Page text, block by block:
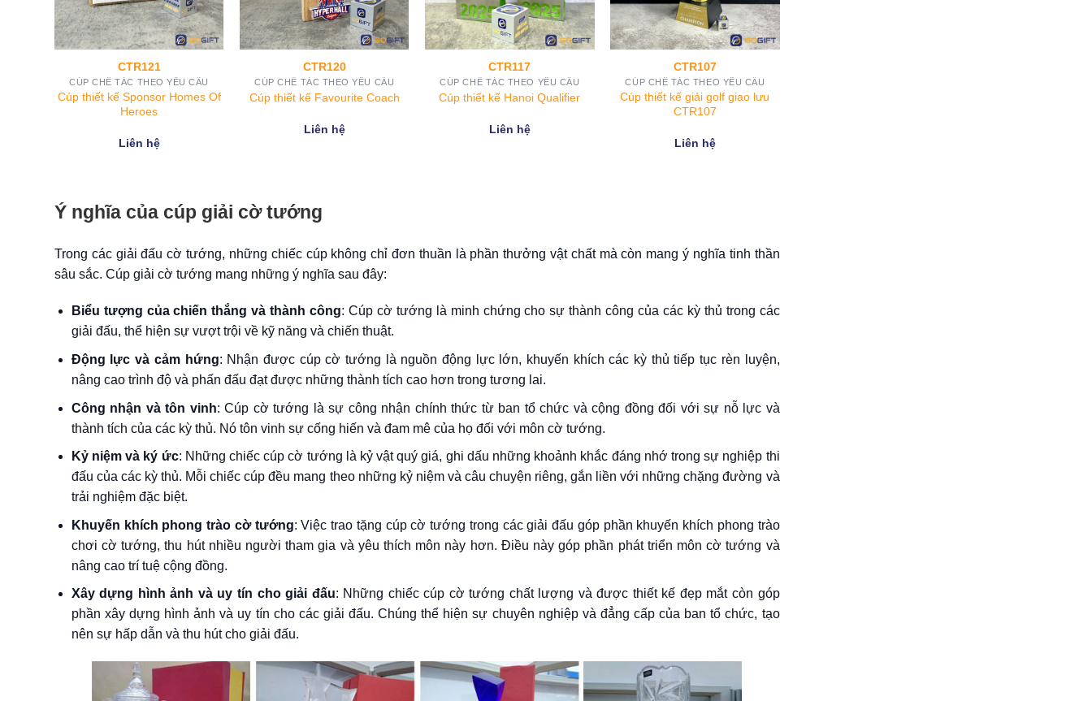
Qualifier
CÚP CHẾ TÁC THEO YÊU CẦU
Cúp thiết kế giải golf giao lưu
CÚP CHẾ TÁC THEO YÊU CẦU
Cúp thiết kế thể thao 5Cores
CÚP CHẾ TÁC THEO YÊU CẦU
Cúp thiết kế Korea Bike Trip
CÚP CHẾ TÁC THEO YÊU CẦU
Cúp vinh danh tennis Thủ Đức
cao cấp CTR85
Ý nghĩa của cúp giải cờ tướng
Trong các giải đấu cờ tướng, những chiếc cúp không chỉ đơn thuần là phần thưởng vật chất mà còn mang ý nghĩa tinh thần
sâu sắc. Cúp giải cờ tướng mang những ý nghĩa sau đây:
Biểu tượng của chiến thắng và thành công: Cúp cờ tướng là minh chứng cho sự thành công của các kỳ thủ trong các
giải đấu, thể hiện sự vượt trội về kỹ năng và chiến thuật.
Động lực và cảm hứng: Nhận được cúp cờ tướng là nguồn động lực lớn, khuyến khích các kỳ thủ tiếp tục rèn luyện,
nâng cao trình độ và phấn đấu đạt được những thành tích cao hơn trong tương lai.
Công nhận và tôn vinh: Cúp cờ tướng là sự công nhận chính thức từ ban tổ chức và cộng đồng đối với sự nỗ lực và
thành tích của các kỳ thủ. Nó tôn vinh sự cống hiến và đam mê của họ đối với môn cờ tướng.
Kỷ niệm và ký ức: Những chiếc cúp cờ tướng là kỷ vật quý giá, ghi dấu những khoảnh khắc đáng nhớ trong sự nghiệp thi
đấu của các kỳ thủ. Mỗi chiếc cúp đều mang theo những kỷ niệm và câu chuyện riêng, gắn liền với những chặng đường và
trải nghiệm đặc biệt.
Khuyến khích phong trào cờ tướng: Việc trao tặng cúp cờ tướng trong các giải đấu góp phần khuyến khích phong trào
chơi cờ tướng, thu hút nhiều người tham gia và yêu thích môn này hơn. Điều này góp phần phát triển môn cờ tướng và
nâng cao trí tuệ cộng đồng.
Xây dựng hình ảnh và uy tín cho giải đấu: Những chiếc cúp cờ tướng chất lượng và được thiết kế đẹp mắt còn góp
phần xây dựng hình ảnh và uy tín cho các giải đấu. Chúng thể hiện sự chuyên nghiệp và đẳng cấp của ban tổ chức, tạo
nên sự hấp dẫn và thu hút cho giải đấu.